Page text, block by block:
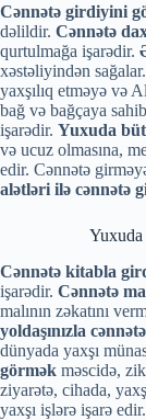
Cənnətə girdiyini
dəlildir. Cənnətə
qurtulmağa işarədir.
xəstəliyindən
yaxşılıq etməyə və
bağ və bağçaya
işarədir. Yuxuda
və ucuz olmasına,
edir. Cənnətə
alətləri ilə cənnətə
Yuxuda
Cənnətə kitabla
işarədir. Cənnətə
malının zəkatını
yoldaşınızla
dünyada yaxşı
görmək məscidə,
ziyarətə, cihada,
yaxşı işlərə işarə edir.